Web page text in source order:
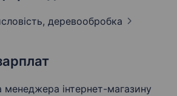
деревообробка
менеджера інтернет-магазину